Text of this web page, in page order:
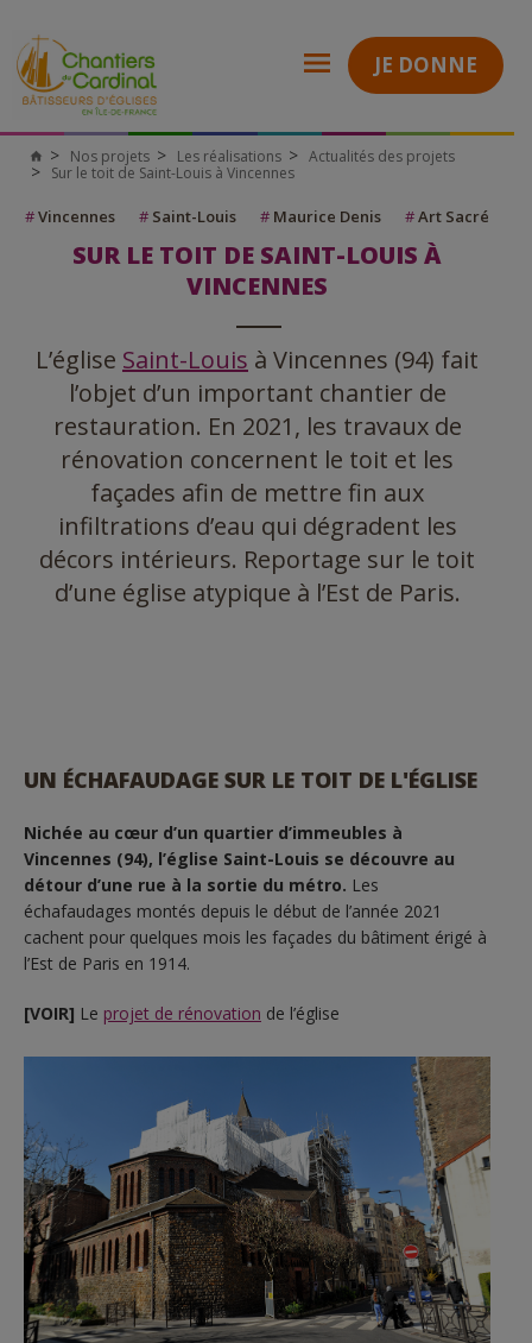
JE DONNE
Nos projets Les réalisations
Actualités des projets
Sur le toit de Saint-Louis à Vincennes
#Vincennes # Saint-Louis # Maurice Denis #Art Sacré
SUR LE TOIT DE SAINT-LOUIS À
VINCENNES
L’église Saint-Louis à Vincennes (94) fait
l’objet d’un important chantier de
restauration. En 2021, les travaux de
rénovation concernent le toit et les
façades afin de mettre fin aux
infiltrations d’eau qui dégradent les
décors intérieurs. Reportage sur le toit
d’une église atypique à l’Est de Paris.
UN ÉCHAFAUDAGE SUR LE TOIT DE L'ÉGLISE
Nichée au cœur d’un quartier d’immeubles à
Vincennes (94), l’église Saint-Louis se découvre au
détour d’une rue à la sortie du métro. Les
échafaudages montés depuis le début de l’année 2021
cachent pour quelques mois les façades du bâtiment érigé à
l’Est de Paris en 1914.
[VOIR] Le projet de rénovation de l’église